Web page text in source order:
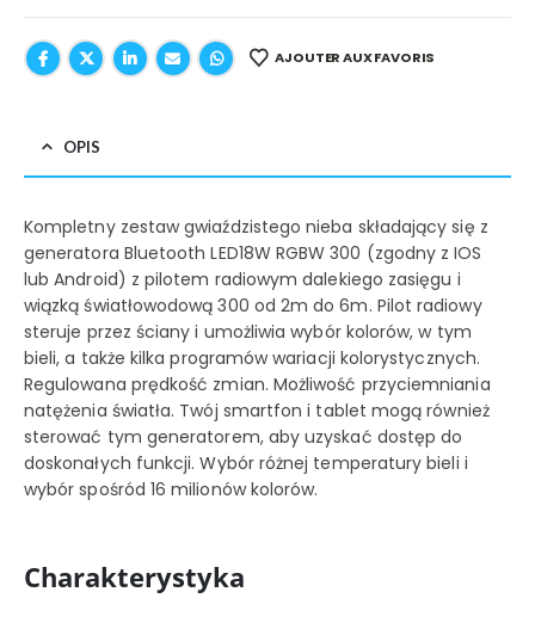
AJOUTER AUX FAVORIS
OPIS
Kompletny zestaw gwiaździstego nieba składający się z
generatora Bluetooth LED18W RGBW 300 (zgodny z IOS
lub Android) z pilotem radiowym dalekiego zasięgu i
wiązką światłowodową 300 od 2m do 6m. Pilot radiowy
steruje przez ściany i umożliwia wybór kolorów, w tym
bieli, a także kilka programów wariacji kolorystycznych.
Regulowana prędkość zmian. Możliwość przyciemniania
natężenia światła. Twój smartfon i tablet mogą również
sterować tym generatorem, aby uzyskać dostęp do
doskonałych funkcji. Wybór różnej temperatury bieli i
wybór spośród 16 milionów kolorów.
Charakterystyka